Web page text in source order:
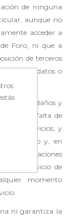
de ninguna
aunque no
acceder a
Foro, ni que a
de terceros
datos o
por los daños y
de la falta de
los Servicios, y
servicio y, en
las limitaciones
del servicio de
momento
ni garantiza la